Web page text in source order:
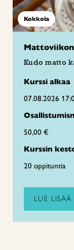
Kokkola
Kudo matto
Kurssi alkaa
07.08.2026
50,00 €
Kurssin
20 oppituntia
LUE LISÄÄ